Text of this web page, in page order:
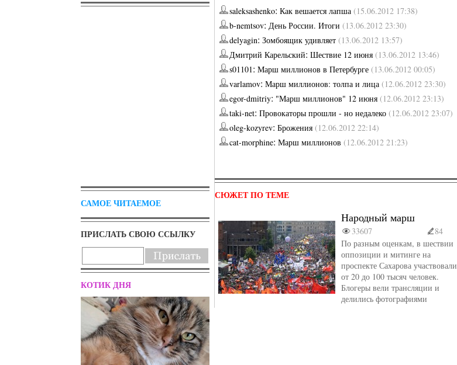
САМОЕ ЧИТАЕМОЕ
ПРИСЛАТЬ СВОЮ ССЫЛКУ
КОТИК ДНЯ
saleksashenko:Как вешается лапша(15.06.2012 17:38)
b-nemtsov: День России. Итоги(13.06.2012 23:30)
delyagin:Зомбоящик удивляет(13.06.2012 13:57)
Дмитрий Карельский:Шествие 12 июня(13.06.2012 13:46)
s01101:Марш миллионов в Петербурге(13.06.2012 00:05)
varlamov:Марш миллионов: толпа и лица(12.06.2012 23:30)
egor-dmitriy: "Марш миллионов" 12 июня(12.06.2012 23:13)
taki-net:Провокаторы прошли - но недалеко(12.06.2012 23:07)
oleg-kozyrev:Брожения(12.06.2012 22:14)
cat-morphine:Марш миллионов(12.06.2012 21:23)
СЮЖЕТ ПО ТЕМЕ
Народный марш
33607
84
По разным оценкам, в шествии
оппозиции и митинге на
проспекте Сахарова участвовали
от 20 до 100 тысяч человек.
Блогеры вели трансляции и
делились фотографиями